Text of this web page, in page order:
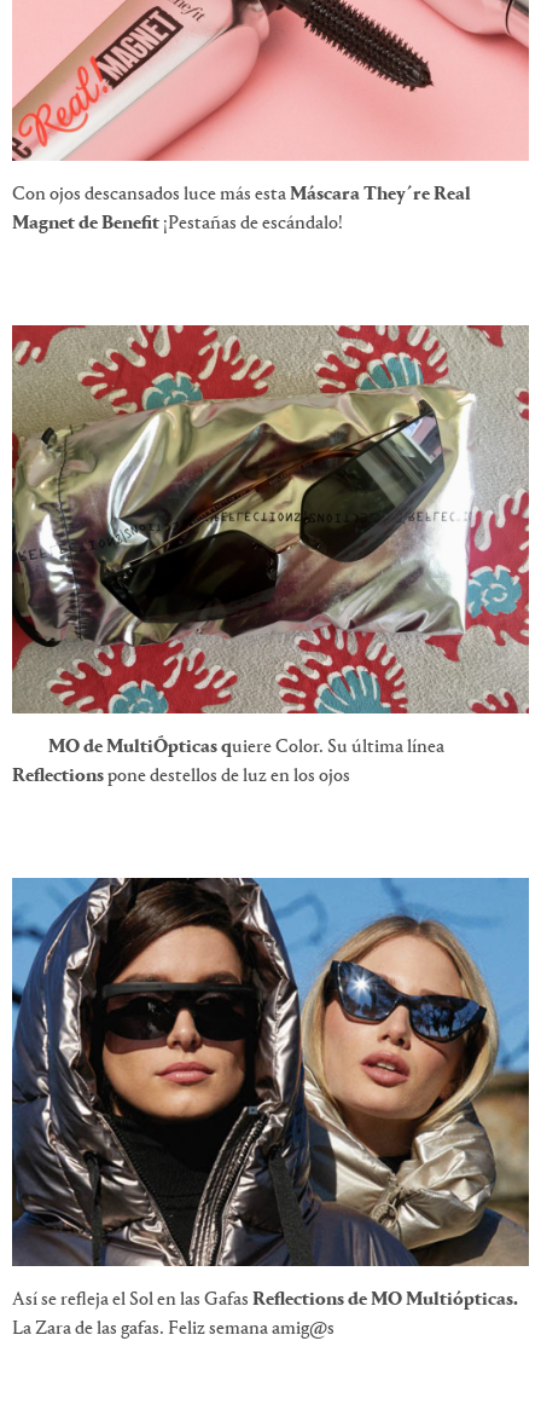
Con ojos descansados luce más estaMáscara They´re Real
Magnet de Benefit ¡Pestañas de escándalo!
MO de MultiÓpticas quiere Color. Su última línea
Reflectionspone destellos de luz en los ojos
Así se refleja el Sol en las Gafas Reflections de MO Multiópticas.
La Zara de las gafas. Feliz semana amig@s